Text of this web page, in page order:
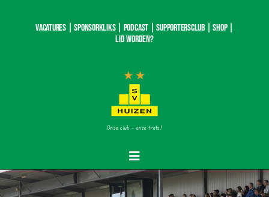
Vacatures | SponsorKliks | Podcast |Supportersclub|Shop|
Lid worden?
Onze club – onze trots!
Toggle
Navigatie
Home